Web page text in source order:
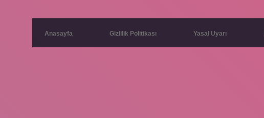
Anasayfa Gizlilik Politikası Yasal Uyarı